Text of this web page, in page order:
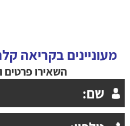
מעוניינים בקריאה
השאירו פרטים